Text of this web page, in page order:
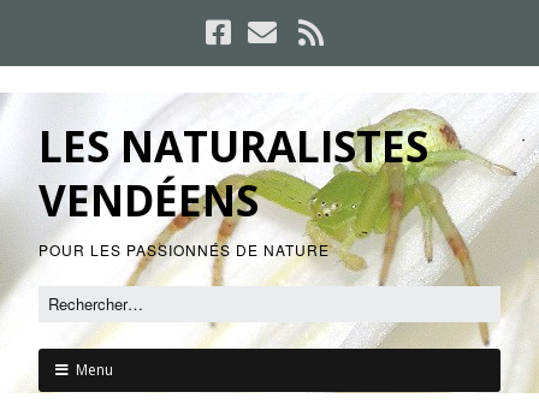
LES NATURALISTES
VENDÉENS
POUR LES PASSIONNÉS DE NATURE
Menu